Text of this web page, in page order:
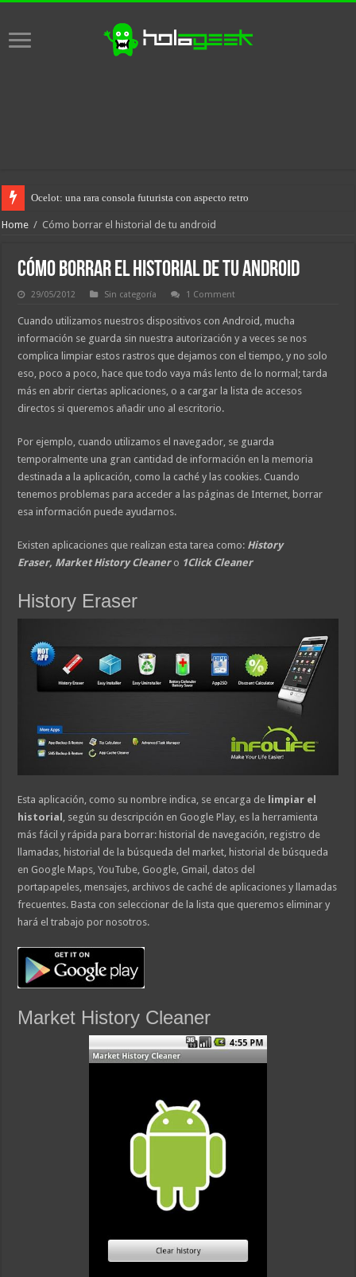
Ocelot: una rara consola futurista con aspecto retro
Home / Cómo borrar el historial de tu android
Cómo borrar el historial de tu android
29/05/2012 Sin categoría 1 Comment
Cuando utilizamos nuestros dispositivos con Android, mucha
información se guarda sin nuestra autorización y a veces se nos
complica limpiar estos rastros que dejamos con el tiempo, y no solo
eso, poco a poco, hace que todo vaya más lento de lo normal; tarda
más en abrir ciertas aplicaciones, o a cargar la lista de accesos
directos si queremos añadir uno al escritorio.
Por ejemplo, cuando utilizamos el navegador, se guarda
temporalmente una gran cantidad de información en la memoria
destinada a la aplicación, como la caché y las cookies. Cuando
tenemos problemas para acceder a las páginas de Internet, borrar
esa información puede ayudarnos.
Existen aplicaciones que realizan esta tarea como: History
Eraser, Market History Cleanero 1Click Cleaner
History Eraser
Esta aplicación, como su nombre indica, se encarga de limpiar el
historial
, según su descripción en Google Play, es la herramienta
más fácil y rápida para borrar: historial de navegación, registro de
llamadas, historial de la búsqueda del market, historial de búsqueda
en Google Maps, YouTube, Google, Gmail, datos del
portapapeles, mensajes, archivos de caché de aplicaciones y llamadas
frecuentes. Basta con seleccionar de la lista que queremos eliminar y
hará el trabajo por nosotros.
Market History Cleaner